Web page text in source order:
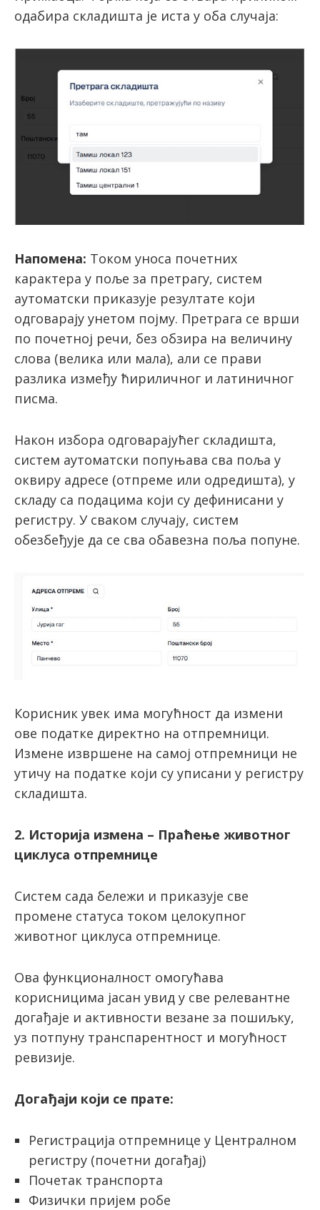
одабира складишта је иста у оба случаја:
Напомена: Током уноса почетних
карактера у поље за претрагу, систем
аутоматски приказује резултате који
одговарају унетом појму. Претрага се врши
по почетној речи, без обзира на величину
слова (велика или мала), али се прави
разлика између ћириличног и латиничног
писма.
Након избора одговарајућег складишта,
систем аутоматски попуњава сва поља у
оквиру адресе (отпреме или одредишта), у
складу са подацима који су дефинисани у
регистру. У сваком случају, систем
обезбеђује да се сва обавезна поља попуне.
Корисник увек има могућност да измени
ове податке директно на отпремници.
Измене извршене на самој отпремници не
утичу на податке који су уписани у регистру
складишта.
2. Историја измена – Праћење животног
циклуса отпремнице
Систем сада бележи и приказује све
промене статуса током целокупног
животног циклуса отпремнице.
Ова функционалност омогућава
корисницима јасан увид у све релевантне
догађаје и активности везане за пошиљку,
уз потпуну транспарентност и могућност
ревизије.
Догађаји који се прате:
Регистрација отпремнице у Централном
регистру (почетни догађај)
Почетак транспорта
Физички пријем робе